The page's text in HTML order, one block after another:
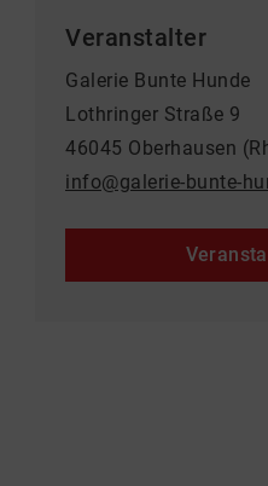
Veranstalter
Galerie Bunte Hunde
Lothringer Straße 9
46045 Oberhausen
info@galerie-bunte-